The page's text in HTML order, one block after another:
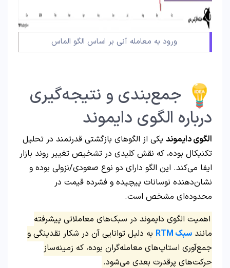
ورود به معامله آنی بر اساس الگو الماس
جمع‌بندی و نتیجه‌گیری
درباره الگوی دایموند
الگوی دایموند یکی از الگوهای بازگشتی قدرتمند در تحلیل
تکنیکال بوده، که نقش کلیدی در تشخیص تغییر روند بازار
ایفا می‌کند. این الگو دارای دو نوع صعودی/نزولی بوده و
نشان‌دهنده نوسانات پیچیده و فشرده قیمت در
محدوده‌ای مشخص است.
اهمیت الگوی دایموند در سبک‌های معاملاتی پیشرفته
مانند سبک RTM
به دلیل توانایی آن در شکار نقدینگی و
جمع‌آوری استاپ‌های معامله‌گران بوده، که زمینه‌ساز
حرکت‌های پرقدرت بعدی می‌شود.